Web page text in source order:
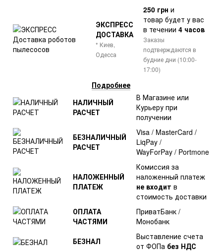
ЭКСПРЕСС
ДОСТАВКА
* Киев,
Одесса
250 грн и
товар будет у вас
в течении 4 часов
Заказы
подтверждаются в
будние дни (10:00-
17:00)
Подробнее
НАЛИЧНЫЙ
РАСЧЕТ
В Магазине или
Курьеру при
получении
БЕЗНАЛИЧНЫЙ
РАСЧЕТ
Visa / MasterCard /
LiqPay /
WayForPay / Portmone
НАЛОЖЕННЫЙ
ПЛАТЕЖ
Комиссия за
наложенный платеж
не входит в
стоимость доставки
ОПЛАТА
ЧАСТЯМИ
ПриватБанк /
Монобанк
БЕЗНАЛ
Выставление счета
от ФОПа без НДС